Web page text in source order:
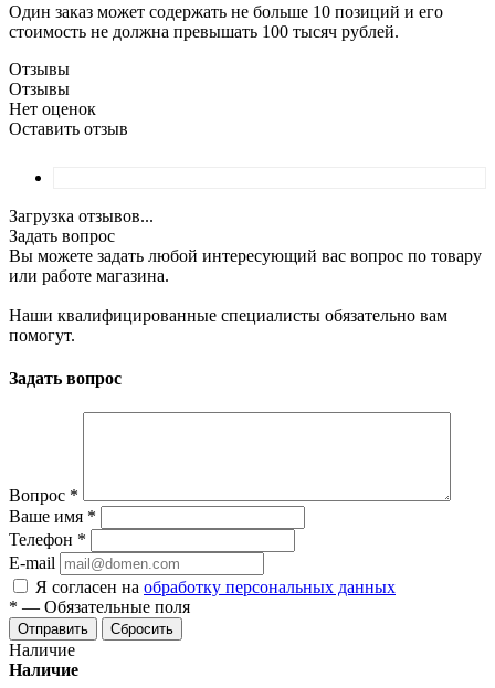
Один заказ может содержать не больше 10 позиций и его
стоимость не должна превышать 100 тысяч рублей.
Отзывы
Отзывы
Нет оценок
Оставить отзыв
Загрузка отзывов...
Задать вопрос
Вы можете задать любой интересующий вас вопрос по товару
или работе магазина.
Наши квалифицированные специалисты обязательно вам
помогут.
Задать вопрос
Вопрос *
Ваше имя *
Телефон *
E-mail
Я согласен на обработку персональных данных
* — Обязательные поля
Отправить Сбросить
Наличие
Наличие